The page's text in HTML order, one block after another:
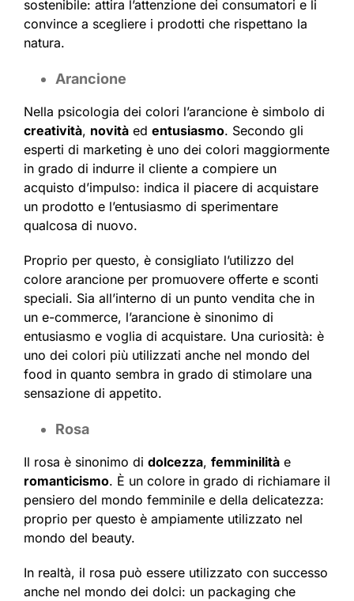
sostenibile: attira l’attenzione dei consumatori e li
convince a scegliere i prodotti che rispettano la
natura.
Arancione
Nella psicologia dei colori l’arancione è simbolo di
creatività, novità ed entusiasmo. Secondo gli
esperti di marketing è uno dei colori maggiormente
in grado di indurre il cliente a compiere un
acquisto d’impulso: indica il piacere di acquistare
un prodotto e l’entusiasmo di sperimentare
qualcosa di nuovo.
Proprio per questo, è consigliato l’utilizzo del
colore arancione per promuovere offerte e sconti
speciali. Sia all’interno di un punto vendita che in
un e-commerce, l’arancione è sinonimo di
entusiasmo e voglia di acquistare. Una curiosità: è
uno dei colori più utilizzati anche nel mondo del
food in quanto sembra in grado di stimolare una
sensazione di appetito.
Rosa
Il rosa è sinonimo di dolcezza, femminilità e
romanticismo. È un colore in grado di richiamare il
pensiero del mondo femminile e della delicatezza:
proprio per questo è ampiamente utilizzato nel
mondo del beauty.
In realtà, il rosa può essere utilizzato con successo
anche nel mondo dei dolci: un packaging che